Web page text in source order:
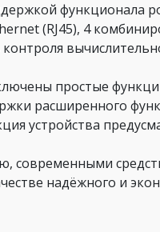
функционала
(RJ45), 4
простые
расширенного
устройства
современными
надёжного и